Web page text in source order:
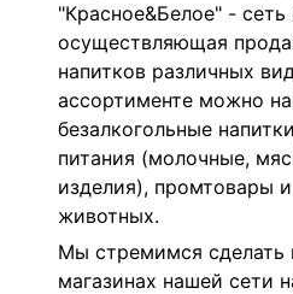
"Красное&Белое" - сеть
осуществляющая
напитков различных
ассортименте можно
безалкогольные
питания (молочные,
изделия), промтовары
животных.
Мы стремимся сделать
магазинах нашей сети